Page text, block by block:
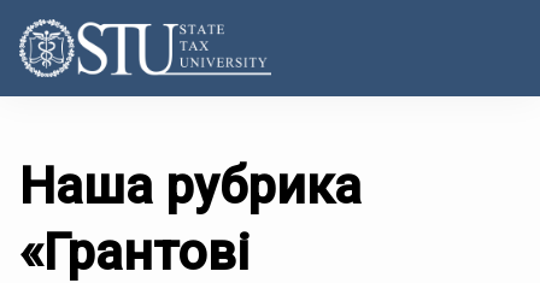
Наша рубрика
«Грантові